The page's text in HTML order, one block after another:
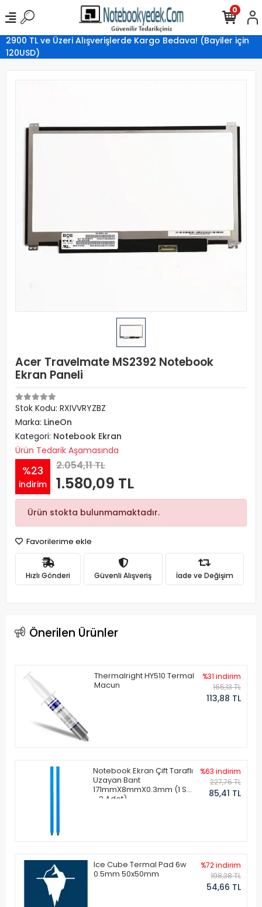
2900 TL ve Üzeri Alışverişlerde Kargo Bedava! (Bayiler için
120USD)
0
Acer Travelmate MS2392 Notebook
Ekran Paneli
Stok Kodu: RXIVVRYZBZ
Marka: LineOn
Kategori: Notebook Ekran
Ürün Tedarik Aşamasında
%23
indirim
2.054,11 TL
1.580,09 TL
Ürün stokta bulunmamaktadır.
Favorilerime ekle
Hızlı Gönderi Güvenli Alışveriş İade ve Değişim
Önerilen Ürünler
Thermalright HY510 Termal
Macun
%31 indirim
165,13 TL
113,88 TL
Notebook Ekran Çift Taraflı
Uzayan Bant
171mmX8mmX0.3mm (1 Set
- 2 Adet)
%63 indirim
227,76 TL
85,41 TL
Ice Cube Termal Pad 6w
0.5mm 50x50mm
%72 indirim
198,38 TL
54,66 TL